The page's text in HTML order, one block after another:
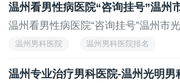
温州看男性病医院“咨询挂号”温州
温州看男性病医院“咨询挂号”温州市
温州男科医院 温州男科医院排名
温州专业治疗男科医院-温州光明男